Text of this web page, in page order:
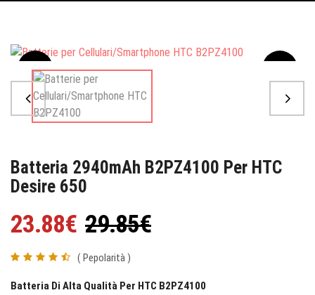
Sale
Batteria 2940mAh B2PZ4100 Per HTC
Desire 650
23.88€ 29.85€
( Pepolarità )
Batteria Di Alta Qualità Per HTC B2PZ4100